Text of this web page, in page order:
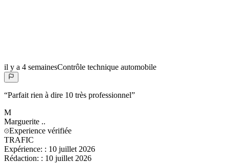
il y a 4 semainesContrôle technique automobile
“Parfait rien à dire 10 très professionnel”
M
Marguerite ..
Experience vérifiée
TRAFIC
Expérience: : 10 juillet 2026
Rédaction: : 10 juillet 2026